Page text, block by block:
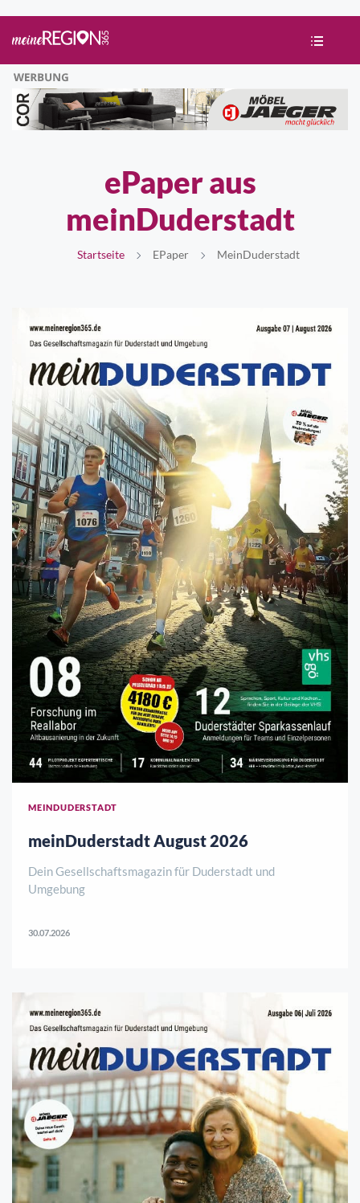
ePaper aus
meinDuderstadt
Startseite EPaper MeinDuderstadt
MEINDUDERSTADT
meinDuderstadt August 2026
Dein Gesellschaftsmagazin für Duderstadt und
Umgebung
30.07.2026